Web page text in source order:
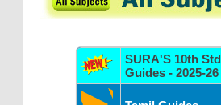
SURA'S 10th Std
Guides - 2025-26